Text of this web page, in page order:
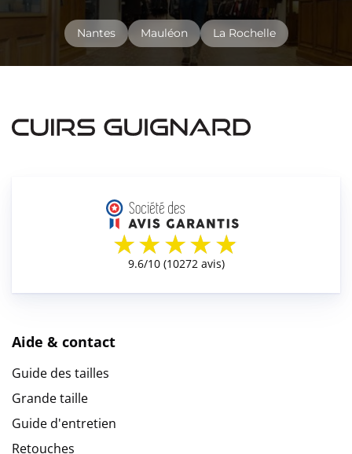
Nantes Mauléon La Rochelle
Aide & contact
Guide des tailles
Grande taille
Guide d'entretien
Retouches